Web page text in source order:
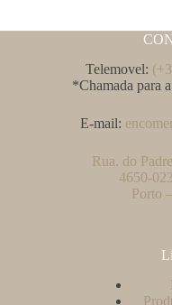
Telemovel:
*Chamada para
E-mail:
Rua. do
4650-
Porto